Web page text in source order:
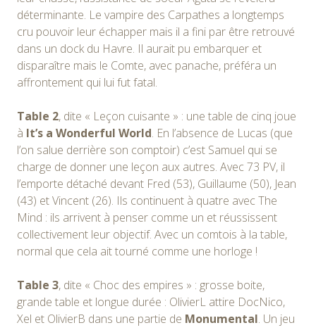
déterminante. Le vampire des Carpathes a longtemps
cru pouvoir leur échapper mais il a fini par être retrouvé
dans un dock du Havre. Il aurait pu embarquer et
disparaître mais le Comte, avec panache, préféra un
affrontement qui lui fut fatal.
Table 2, dite « Leçon cuisante » : une table de cinq joue
à It’s a Wonderful World. En l’absence de Lucas (que
l’on salue derrière son comptoir) c’est Samuel qui se
charge de donner une leçon aux autres. Avec 73 PV, il
l’emporte détaché devant Fred (53), Guillaume (50), Jean
(43) et Vincent (26). Ils continuent à quatre avec The
Mind : ils arrivent à penser comme un et réussissent
collectivement leur objectif. Avec un comtois à la table,
normal que cela ait tourné comme une horloge !
Table 3, dite « Choc des empires » : grosse boite,
grande table et longue durée : OlivierL attire DocNico,
Xel et OlivierB dans une partie de Monumental. Un jeu